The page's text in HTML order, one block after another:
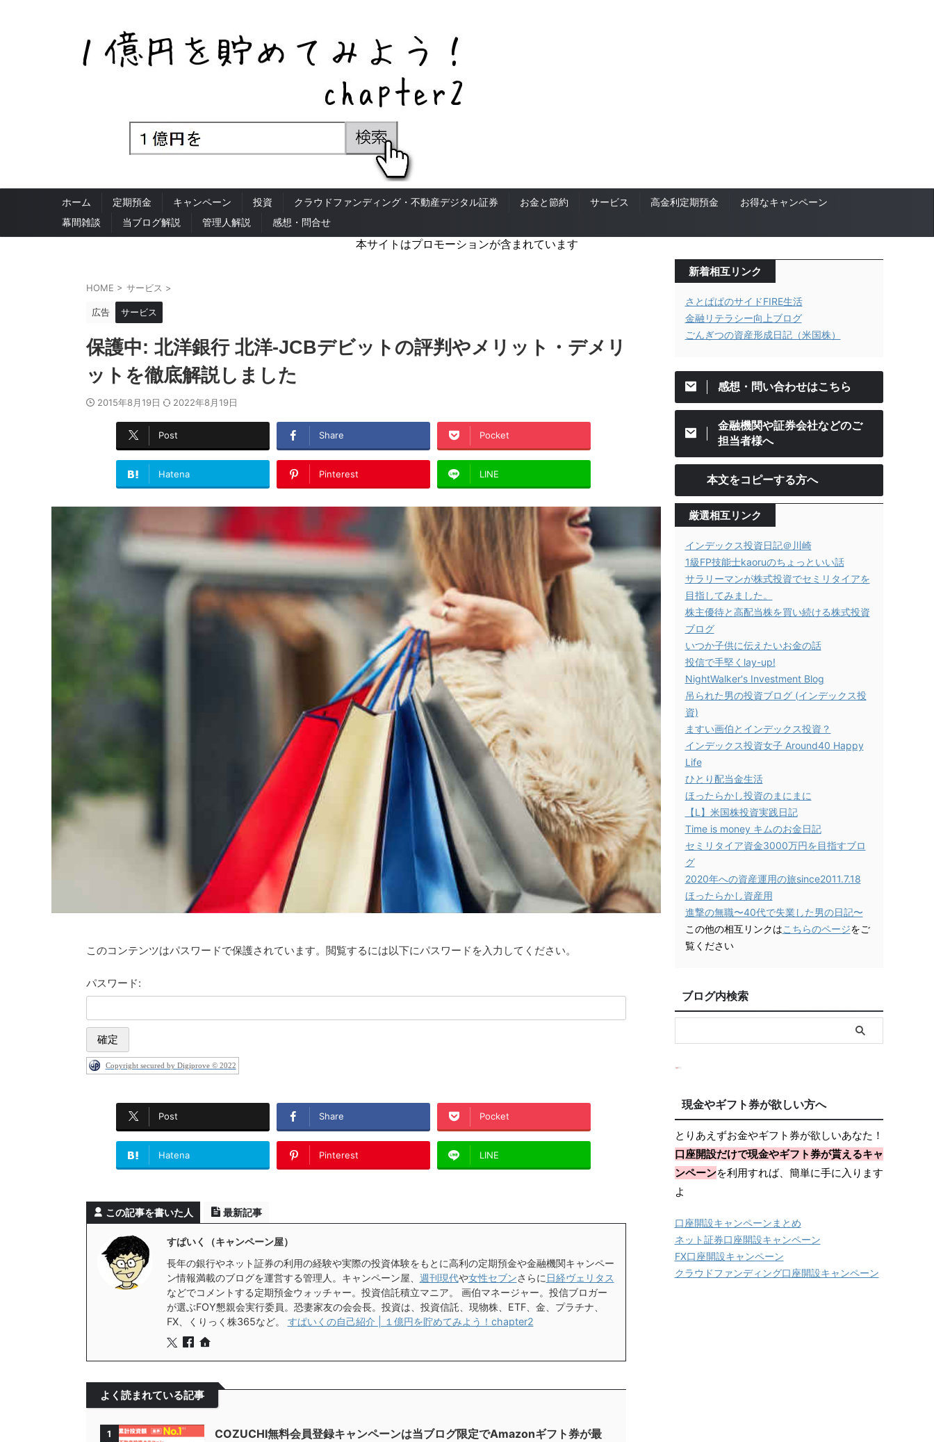
ホーム 定期預金 キャンペーン 投資 クラウドファンディング・不動産デジタル証券 お金と節約 サービス 高金利定期預金
お得なキャンペーン
幕間雑談
当ブログ解説 管理人解説 感想・問合せ
本サイトはプロモーションが含まれています
HOME > サービス >
広告 サービス
保護中: 北洋銀行 北洋-JCBデビットの評判やメリット・デメリ
ットを徹底解説しました
2015年8月19日 2022年8月19日
Post Share Pocket
Hatena Pinterest LINE
このコンテンツはパスワードで保護されています。閲覧するには以下にパスワードを入力してください。
パスワード:
Copyright secured by Digiprove © 2022
Post Share Pocket
Hatena Pinterest LINE
この記事を書いた人 最新記事
すぱいく（キャンペーン屋）
長年の銀行やネット証券の利用の経験や実際の投資体験をもとに高利の定期預金や金融機関キャンペー
ン情報満載のブログを運営する管理人。キャンペーン屋、 週刊現代や女性セブンさらに 日経ヴェリタス
などでコメントする定期預金ウォッチャー。投資信託積立マニア。 画伯マネージャー。投信ブロガー
が選ぶFOY懇親会実行委員。恐妻家友の会会長。投資は、投資信託、現物株、ETF、金、プラチナ、
FX、くりっく株365など。 すぱいくの自己紹介 | １億円を貯めてみよう！chapter2
よく読まれている記事
1
COZUCHI無料会員登録キャンペーンは当ブログ限定でAmazonギフト券が最
新着相互リンク
さとぱぱのサイドFIRE生活
金融リテラシー向上ブログ
ごんぎつの資産形成日記（米国株）
感想・問い合わせはこちら
金融機関や証券会社などのご
担当者様へ
本文をコピーする方へ
厳選相互リンク
インデックス投資日記＠川崎
1級FP技能士kaoruのちょっといい話
サラリーマンが株式投資でセミリタイアを
目指してみました。
株主優待と高配当株を買い続ける株式投資
ブログ
いつか子供に伝えたいお金の話
投信で手堅くlay-up!
NightWalker's Investment Blog
吊られた男の投資ブログ (インデックス投
資)
ますい画伯とインデックス投資？
インデックス投資女子 Around40 Happy
Life
ひとり配当金生活
ほったらかし投資のまにまに
【L】米国株投資実践日記
Time is money キムのお金日記
セミリタイア資金3000万円を目指すブロ
グ
2020年への資産運用の旅since2011.7.18
ほったらかし資産用
進撃の無職〜40代で失業した男の日記〜
この他の相互リンクはこちらのページをご
覧ください
ブログ内検索
現金やギフト券が欲しい方へ
とりあえずお金やギフト券が欲しいあなた！
口座開設だけで現金やギフト券が貰えるキャ
ンペーンを利用すれば、簡単に手に入ります
よ
口座開設キャンペーンまとめ
ネット証券口座開設キャンペーン
FX口座開設キャンペーン
クラウドファンディング口座開設キャンペーン